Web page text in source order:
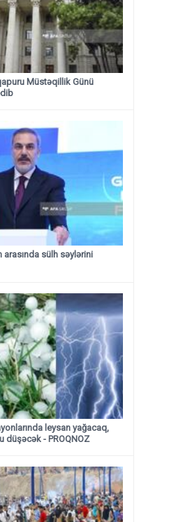
Müstəqillik Günü
arasında sülh səylərini
leysan yağacaq,
- PROQNOZ